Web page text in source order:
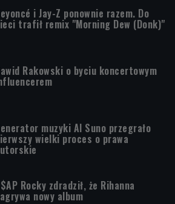
i Jay-Z ponownie razem. Do
trafił remix "Morning Dew (Donk)"
Rakowski o byciu koncertowym
muzyki AI Suno przegrało
wielki proces o prawa
Rocky zdradził, że Rihanna
nowy album